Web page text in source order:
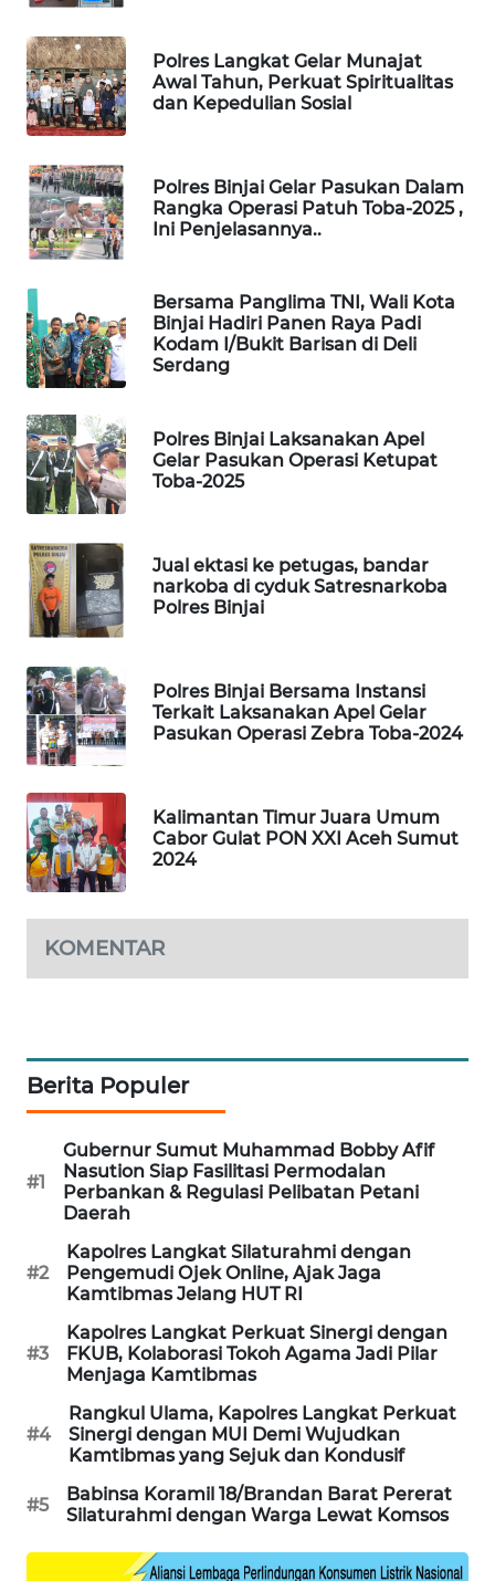
Polres Langkat Gelar Munajat
Awal Tahun, Perkuat Spiritualitas
dan Kepedulian Sosial
Polres Binjai Gelar Pasukan Dalam
Rangka Operasi Patuh Toba-2025 ,
Ini Penjelasannya..
Bersama Panglima TNI, Wali Kota
Binjai Hadiri Panen Raya Padi
Kodam I/Bukit Barisan di Deli
Serdang
Polres Binjai Laksanakan Apel
Gelar Pasukan Operasi Ketupat
Toba-2025
Jual ektasi ke petugas, bandar
narkoba di cyduk Satresnarkoba
Polres Binjai
Polres Binjai Bersama Instansi
Terkait Laksanakan Apel Gelar
Pasukan Operasi Zebra Toba-2024
Kalimantan Timur Juara Umum
Cabor Gulat PON XXI Aceh Sumut
2024
KOMENTAR
Berita Populer
#1
Gubernur Sumut Muhammad Bobby Afif
Nasution Siap Fasilitasi Permodalan
Perbankan & Regulasi Pelibatan Petani
Daerah
#2
Kapolres Langkat Silaturahmi dengan
Pengemudi Ojek Online, Ajak Jaga
Kamtibmas Jelang HUT RI
#3
Kapolres Langkat Perkuat Sinergi dengan
FKUB, Kolaborasi Tokoh Agama Jadi Pilar
Menjaga Kamtibmas
#4
Rangkul Ulama, Kapolres Langkat Perkuat
Sinergi dengan MUI Demi Wujudkan
Kamtibmas yang Sejuk dan Kondusif
#5
Babinsa Koramil 18/Brandan Barat Pererat
Silaturahmi dengan Warga Lewat Komsos
PORTAL
KONSUMEN
FORWAMKI
ALPERKLINAS
FORJASIDA
NEWS
SITUNGIR
SIDIKALANG
NEWS
SIBARAGAS
NEWS
METRO
NEWS
METRO
MEDAN
METRO
JAKARTA
NEWS
KRT
JURNAL
HUMBANG
NEWS
GARONGGANG
NEWS
FISUELRI
ID
ENERGI
NEWS
CILEUNGSI